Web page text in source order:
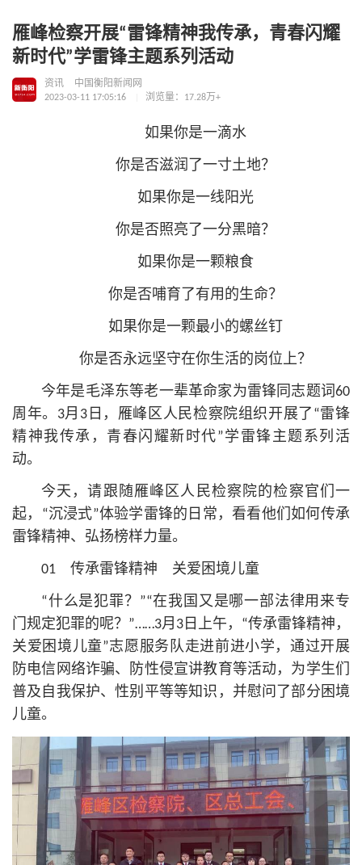
雁峰检察开展“雷锋精神我传承，青春闪耀
新时代”学雷锋主题系列活动
资讯
中国衡阳新闻网
2023-03-11 17:05:16
浏览量：17.28万+
如果你是一滴水
你是否滋润了一寸土地？
如果你是一线阳光
你是否照亮了一分黑暗？
如果你是一颗粮食
你是否哺育了有用的生命？
如果你是一颗最小的螺丝钉
你是否永远坚守在你生活的岗位上？
今年是毛泽东等老一辈革命家为雷锋同志题词60
周年。3月3日，雁峰区人民检察院组织开展了“雷锋
精神我传承，青春闪耀新时代”学雷锋主题系列活
动。
今天，请跟随雁峰区人民检察院的检察官们一
起，“沉浸式”体验学雷锋的日常，看看他们如何传承
雷锋精神、弘扬榜样力量。
01 传承雷锋精神 关爱困境儿童
“什么是犯罪？”“在我国又是哪一部法律用来专
门规定犯罪的呢？”……3月3日上午，“传承雷锋精神，
关爱困境儿童”志愿服务队走进前进小学，通过开展
防电信网络诈骗、防性侵宣讲教育等活动，为学生们
普及自我保护、性别平等等知识，并慰问了部分困境
儿童。